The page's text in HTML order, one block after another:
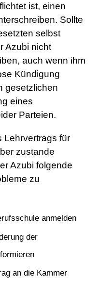
ist, einen
Sollte
selbst
Azubi nicht
auch wenn ihm
Kündigung
gesetzlichen
eines
Parteien.
Lehrvertrags für
zustande
Azubi folgende
zu
anmelden
der
an die Kammer